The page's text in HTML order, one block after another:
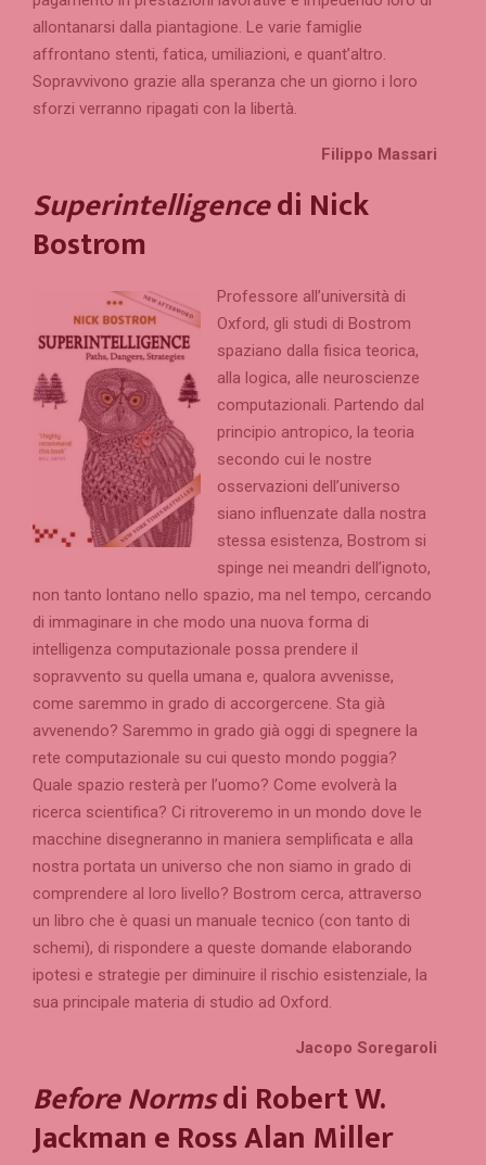
allontanarsi dalla piantagione. Le varie famiglie
affrontano stenti, fatica, umiliazioni, e quant’altro.
Sopravvivono grazie alla speranza che un giorno i loro
sforzi verranno ripagati con la libertà.
Filippo Massari
Superintelligencedi Nick
Bostrom
Professore all’università di
Oxford, gli studi di Bostrom
spaziano dalla fisica teorica,
alla logica, alle neuroscienze
computazionali. Partendo dal
principio antropico, la teoria
secondo cui le nostre
osservazioni dell’universo
siano influenzate dalla nostra
stessa esistenza, Bostrom si
spinge nei meandri dell’ignoto,
non tanto lontano nello spazio, ma nel tempo, cercando
di immaginare in che modo una nuova forma di
intelligenza computazionale possa prendere il
sopravvento su quella umana e, qualora avvenisse,
come saremmo in grado di accorgercene. Sta già
avvenendo? Saremmo in grado già oggi di spegnere la
rete computazionale su cui questo mondo poggia?
Quale spazio resterà per l’uomo? Come evolverà la
ricerca scientifica? Ci ritroveremo in un mondo dove le
macchine disegneranno in maniera semplificata e alla
nostra portata un universo che non siamo in grado di
comprendere al loro livello? Bostrom cerca, attraverso
un libro che è quasi un manuale tecnico (con tanto di
schemi), di rispondere a queste domande elaborando
ipotesi e strategie per diminuire il rischio esistenziale, la
sua principale materia di studio ad Oxford.
Jacopo Soregaroli
Before Normsdi Robert W.
Jackman e Ross Alan Miller